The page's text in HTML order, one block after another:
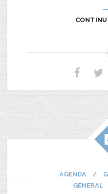
AGENDA /
GENERAL